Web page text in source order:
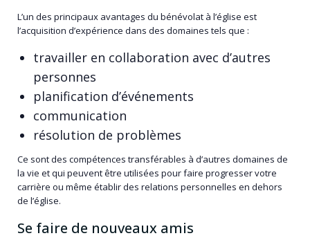
L’un des principaux avantages du bénévolat à l’église est
l’acquisition d’expérience dans des domaines tels que :
travailler en collaboration avec d’autres
personnes
planification d’événements
communication
résolution de problèmes
Ce sont des compétences transférables à d’autres domaines de
la vie et qui peuvent être utilisées pour faire progresser votre
carrière ou même établir des relations personnelles en dehors
de l’église.
Se faire de nouveaux amis